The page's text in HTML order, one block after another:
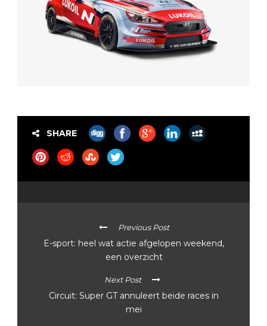
SHARE
Previous Post
E-sport: heel wat actie afgelopen weekend,
een overzicht
Next Post
Circuit: Super GT annuleert beide races in
mei